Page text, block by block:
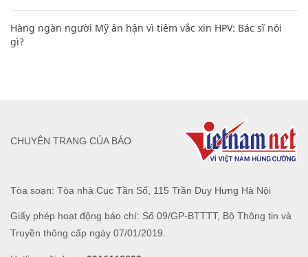
Hàng ngàn người Mỹ ân hận vì tiêm vắc xin HPV: Bác sĩ nói
gì?
Tòa soạn: Tòa nhà Cục Tần Số, 115 Trần Duy Hưng Hà Nội
Giấy phép hoạt động báo chí: Số 09/GP-BTTTT, Bộ Thông tin và
Truyền thông cấp ngày 07/01/2019.
CHUYÊN TRANG CỦA BÁO